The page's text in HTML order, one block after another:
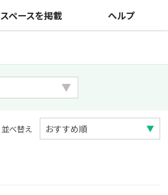
スペースを掲載 ヘルプ
並べ替え